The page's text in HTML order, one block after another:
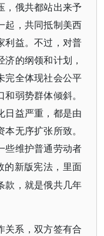
，俄共都站出来予
起，共同抵制美西
利益。不过，对普
的纲领和计划，
完全体现社会公平
弱势群体倾斜。
日益严重，都是由
无序扩张所致。
些维护普通劳动者
的新版宪法，里面
款，就是俄共几年
关系 ，双方签有合